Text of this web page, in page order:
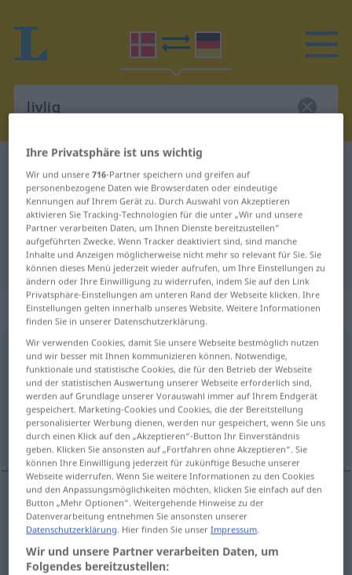
Dänisch-Deutsch Übersetzung für
"livlig"
"livlig" Deutsch Übersetzung
„livlig“
livlig [ˈliŭli]
Übersicht aller Übersetzungen
(Für mehr Details die Übersetzung anklicken/antippen)
lebhaft, lebendig, rege, aufgeweckt
lebhaft,lebendig,rege livlig
aufgeweckt livlig FIG
Ihre Privatsphäre ist uns wichtig
Wir und unsere716-Partner speichern und greifen auf
personenbezogene Daten wie Browserdaten oder eindeutige
Kennungen auf Ihrem Gerät zu. Durch Auswahl von Akzeptieren
aktivieren Sie Tracking-Technologien für die unter „Wir und unsere
Partner verarbeiten Daten, um Ihnen Dienste bereitzustellen“
aufgeführten Zwecke. Wenn Tracker deaktiviert sind, sind manche
Inhalte und Anzeigen möglicherweise nicht mehr so relevant für Sie. Sie
können dieses Menü jederzeit wieder aufrufen, um Ihre Einstellungen zu
ändern oder Ihre Einwilligung zu widerrufen, indem Sie auf den Link
Privatsphäre-Einstellungen am unteren Rand der Webseite klicken. Ihre
Einstellungen gelten innerhalb unseres Website. Weitere Informationen
finden Sie in unserer Datenschutzerklärung.
Wir verwenden Cookies, damit Sie unsere Webseite bestmöglich nutzen
und wir besser mit Ihnen kommunizieren können. Notwendige,
funktionale und statistische Cookies, die für den Betrieb der Webseite
und der statistischen Auswertung unserer Webseite erforderlich sind,
werden auf Grundlage unserer Vorauswahl immer auf Ihrem Endgerät
gespeichert. Marketing-Cookies und Cookies, die der Bereitstellung
personalisierter Werbung dienen, werden nur gespeichert, wenn Sie uns
durch einen Klick auf den „Akzeptieren“-Button Ihr Einverständnis
geben. Klicken Sie ansonsten auf „Fortfahren ohne Akzeptieren“. Sie
können Ihre Einwilligung jederzeit für zukünftige Besuche unserer
Webseite widerrufen. Wenn Sie weitere Informationen zu den Cookies
und den Anpassungsmöglichkeiten möchten, klicken Sie einfach auf den
Button „Mehr Optionen“. Weitergehende Hinweise zu der
Datenverarbeitung entnehmen Sie ansonsten unserer
Datenschutzerklärung. Hier finden Sie unserImpressum.
Wir und unsere Partner verarbeiten Daten, um
Folgendes bereitzustellen: